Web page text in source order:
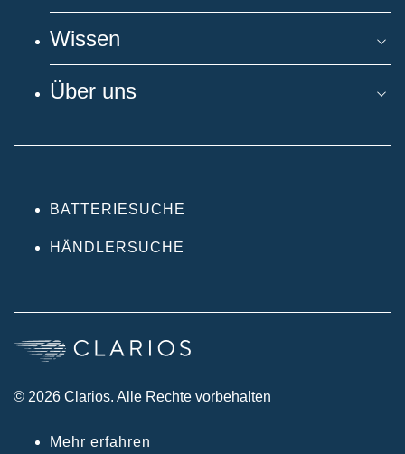
Wissen
Über uns
BATTERIESUCHE
HÄNDLERSUCHE
© 2026 Clarios. Alle Rechte vorbehalten
Mehr erfahren